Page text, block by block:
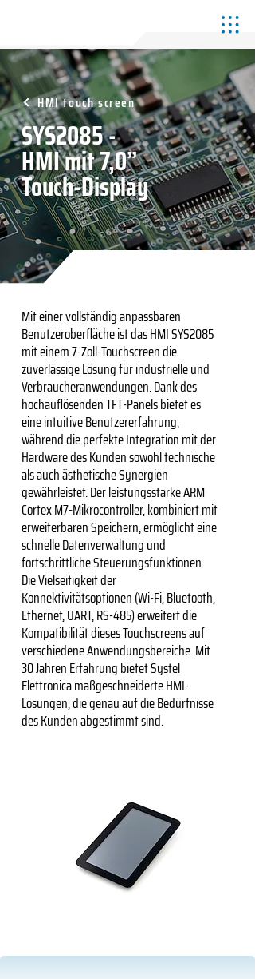
HMI touch screen
SYS2085 -
HMI mit 7,0”
Touch-Display
Mit einer vollständig anpassbaren
Benutzeroberfläche ist das HMI SYS2085
mit einem 7-Zoll-Touchscreen die
zuverlässige Lösung für industrielle und
Verbraucheranwendungen. Dank des
hochauflösenden TFT-Panels bietet es
eine intuitive Benutzererfahrung,
während die perfekte Integration mit der
Hardware des Kunden sowohl technische
als auch ästhetische Synergien
gewährleistet. Der leistungsstarke ARM
Cortex M7-Mikrocontroller, kombiniert mit
erweiterbaren Speichern, ermöglicht eine
schnelle Datenverwaltung und
fortschrittliche Steuerungsfunktionen.
Die Vielseitigkeit der
Konnektivitätsoptionen (Wi-Fi, Bluetooth,
Ethernet, UART, RS-485) erweitert die
Kompatibilität dieses Touchscreens auf
verschiedene Anwendungsbereiche. Mit
30 Jahren Erfahrung bietet Systel
Elettronica maßgeschneiderte HMI-
Lösungen, die genau auf die Bedürfnisse
des Kunden abgestimmt sind.